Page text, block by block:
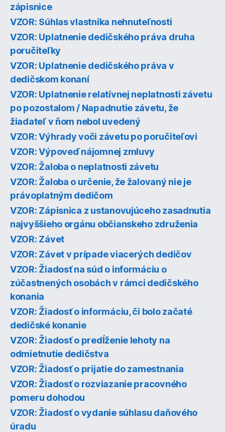
zápisnice
VZOR: Súhlas vlastníka nehnuteľnosti
VZOR: Uplatnenie dedičského práva druha
poručiteľky
VZOR: Uplatnenie dedičského práva v
dedičskom konaní
VZOR: Uplatnenie relatívnej neplatnosti závetu
po pozostalom / Napadnutie závetu, že
žiadateľ v ňom nebol uvedený
VZOR: Výhrady voči závetu po poručiteľovi
VZOR: Výpoveď nájomnej zmluvy
VZOR: Žaloba o neplatnosti závetu
VZOR: Žaloba o určenie, že žalovaný nie je
právoplatným dedičom
VZOR: Zápisnica z ustanovujúceho zasadnutia
najvyššieho orgánu občianskeho združenia
VZOR: Závet
VZOR: Závet v prípade viacerých dedičov
VZOR: Žiadosť na súd o informáciu o
zúčastnených osobách v rámci dedičského
konania
VZOR: Žiadosť o informáciu, či bolo začaté
dedičské konanie
VZOR: Žiadosť o predĺženie lehoty na
odmietnutie dedičstva
VZOR: Žiadosť o prijatie do zamestnania
VZOR: Žiadosť o rozviazanie pracovného
pomeru dohodou
VZOR: Žiadosť o vydanie súhlasu daňového
úradu